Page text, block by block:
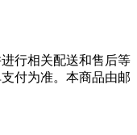
行相关配送和售后等
付为准。本商品由邮